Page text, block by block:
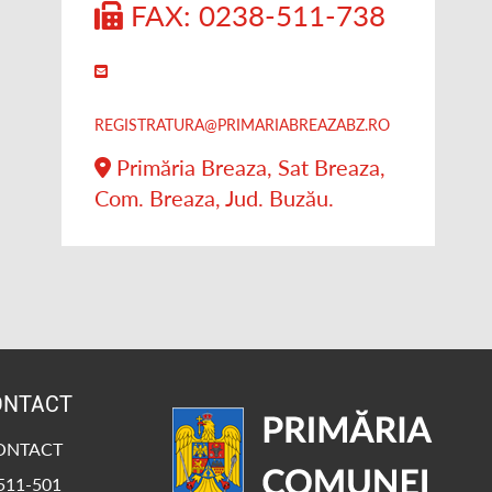
FAX: 0238-511-738
REGISTRATURA@PRIMARIABREAZABZ.RO
Primăria Breaza, Sat Breaza,
Com. Breaza, Jud. Buzău.
501